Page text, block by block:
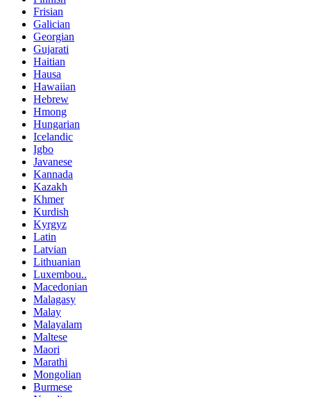
Frisian
Galician
Georgian
Gujarati
Haitian
Hausa
Hawaiian
Hebrew
Hmong
Hungarian
Icelandic
Igbo
Javanese
Kannada
Kazakh
Khmer
Kurdish
Kyrgyz
Latin
Latvian
Lithuanian
Luxembou..
Macedonian
Malagasy
Malay
Malayalam
Maltese
Maori
Marathi
Mongolian
Burmese